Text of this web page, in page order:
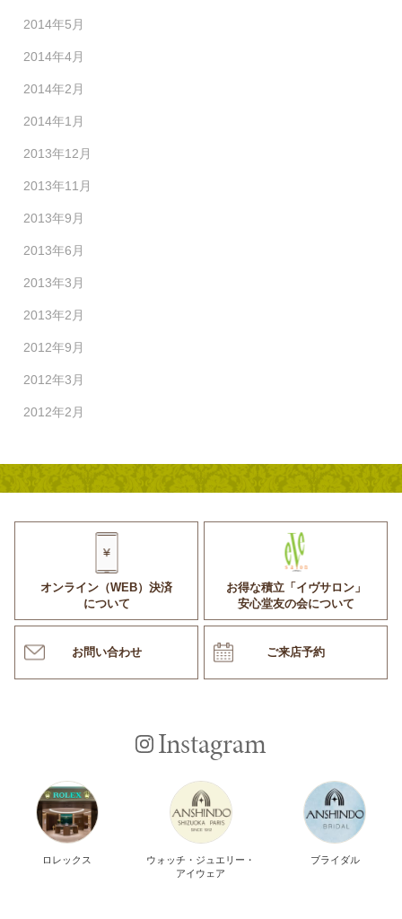
2014年5月
2014年4月
2014年2月
2014年1月
2013年12月
2013年11月
2013年9月
2013年6月
2013年3月
2013年2月
2012年9月
2012年3月
2012年2月
オンライン（WEB）決済
について
お得な積立「イヴサロン」
安心堂友の会について
お問い合わせ ご来店予約
Instagram
ロレックス
ウォッチ・ジュエリー・
アイウェア
ブライダル